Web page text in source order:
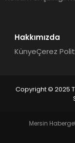
Hakkımızda
KünyeÇerez
Copyright © 2025
Mersin Haber